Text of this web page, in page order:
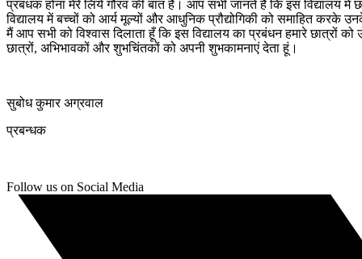
प्रबंधक होना मेरे लिये गौरव की बात है। आप सभी जानते हैं कि इस विद्यालय
विद्यालय में बच्चों को आर्य मूल्यों और आधुनिक प्रौद्योगिकी को समाहित करके
मैं आप सभी को विश्वास दिलाता हूँ कि इस विद्यालय का प्रबंधन हमारे
छात्रों, अभिभावकों और शुभचिंतकों को अपनी शुभकामनाएं देता हूं।
सुबोध कुमार अग्रवाल
प्रबन्धक
Follow us on Social Media